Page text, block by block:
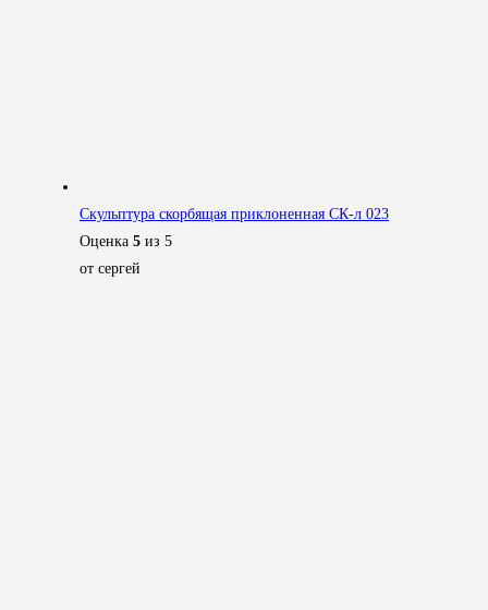
Скульптура скорбящая приклоненная СК-л 023
Оценка 5 из 5
от сергей